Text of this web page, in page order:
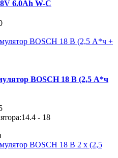
6.0Ah W-C
BOSCH 18 В (2,5 А*ч
14.4 - 18